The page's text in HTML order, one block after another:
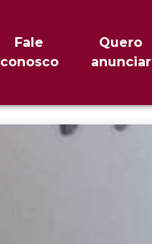
Fale
conosco
Quero
anunciar